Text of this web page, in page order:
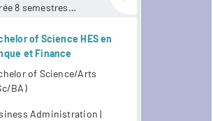
8 semestres
of Science HES en
et Finance
of Science/Arts
BA)
Administration |